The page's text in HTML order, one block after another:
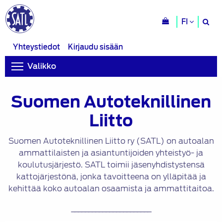
FI
Yhteystiedot
Kirjaudu sisään
Valikko
Suomen Autoteknillinen
Liitto
Suomen Autoteknillinen Liitto ry (SATL) on autoalan
ammattilaisten ja asiantuntijoiden yhteistyö- ja
koulutusjärjestö. SATL toimii jäsenyhdistystensä
kattojärjestönä, jonka tavoitteena on ylläpitää ja
kehittää koko autoalan osaamista ja ammattitaitoa.